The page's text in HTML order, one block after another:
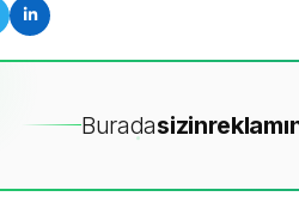
Buradasizin